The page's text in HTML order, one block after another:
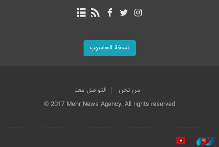
نسخة الحاسوب
من نحن
التواصل معنا
© 2017 Mehr News Agency. All rights reserved